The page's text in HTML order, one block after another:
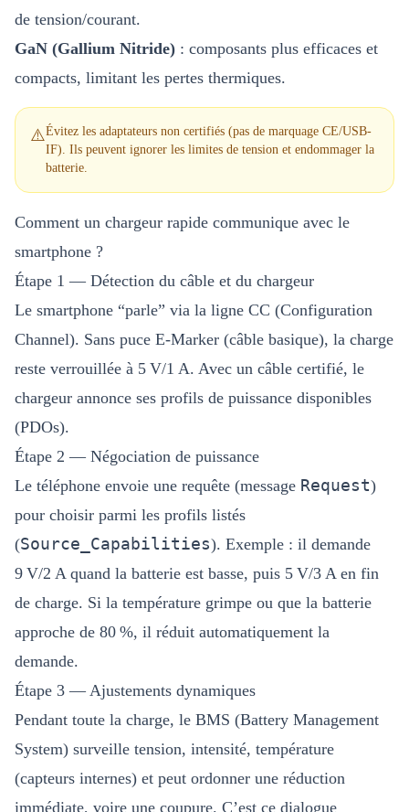
de tension/courant.
GaN (Gallium Nitride) : composants plus efficaces et
compacts, limitant les pertes thermiques.
⚠️Évitez les adaptateurs non certifiés (pas de marquage CE/USB-
IF). Ils peuvent ignorer les limites de tension et endommager la
batterie.
Comment un chargeur rapide communique avec le
smartphone ?
Étape 1 — Détection du câble et du chargeur
Le smartphone “parle” via la ligne CC (Configuration
Channel). Sans puce E-Marker (câble basique), la charge
reste verrouillée à 5 V/1 A. Avec un câble certifié, le
chargeur annonce ses profils de puissance disponibles
(PDOs).
Étape 2 — Négociation de puissance
Le téléphone envoie une requête (message Request)
pour choisir parmi les profils listés
(Source_Capabilities). Exemple : il demande
9 V/2 A quand la batterie est basse, puis 5 V/3 A en fin
de charge. Si la température grimpe ou que la batterie
approche de 80 %, il réduit automatiquement la
demande.
Étape 3 — Ajustements dynamiques
Pendant toute la charge, le BMS (Battery Management
System) surveille tension, intensité, température
(capteurs internes) et peut ordonner une réduction
immédiate, voire une coupure. C’est ce dialogue